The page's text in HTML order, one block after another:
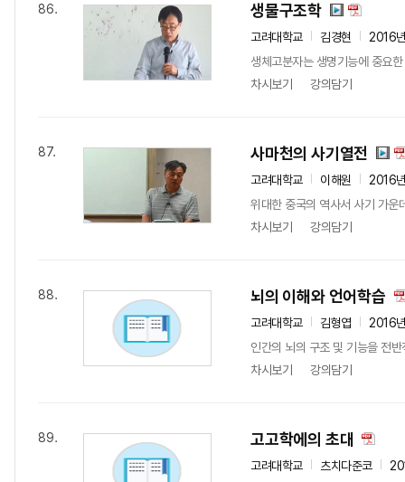
86. 생물구조학
고려대학교 김경현
2016
생체고분자는 생명기능에 중요
차시보기
강의담기
87. 사마천의 사기열전
고려대학교 이해원
2016
위대한 중국의 역사서 사기 가운
차시보기
강의담기
88. 뇌의 이해와 언어학습
고려대학교 김형엽
2016
인간의 뇌의 구조 및 기능을 전
차시보기
강의담기
89. 고고학에의 초대
고려대학교 츠치다준코